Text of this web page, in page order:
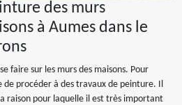
des murs
à Aumes dans le
faire sur les murs des maisons. Pour
procéder à des travaux de peinture. Il
raison pour laquelle il est très important